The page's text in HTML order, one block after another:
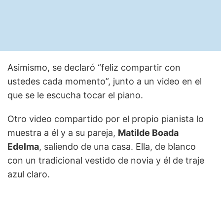
Asimismo, se declaró “feliz compartir con
ustedes cada momento”, junto a un video en el
que se le escucha tocar el piano.
Otro video compartido por el propio pianista lo
muestra a él y a su pareja, Matilde Boada
Edelma, saliendo de una casa. Ella, de blanco
con un tradicional vestido de novia y él de traje
azul claro.